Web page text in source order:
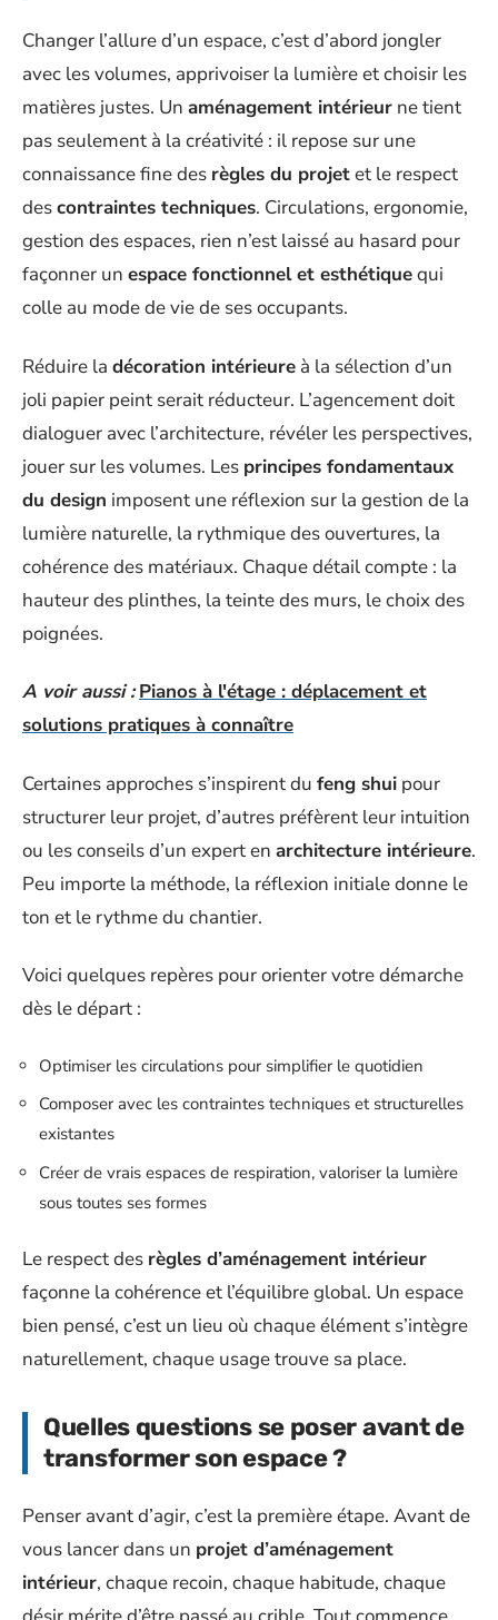
Changer l’allure d’un espace, c’est d’abord jongler
avec les volumes, apprivoiser la lumière et choisir les
matières justes. Un aménagement intérieur ne tient
pas seulement à la créativité : il repose sur une
connaissance fine des règles du projetet le respect
descontraintes techniques. Circulations, ergonomie,
gestion des espaces, rien n’est laissé au hasard pour
façonner un espace fonctionnel et esthétiquequi
colle au mode de vie de ses occupants.
Réduire la décoration intérieure à la sélection d’un
joli papier peint serait réducteur. L’agencement doit
dialoguer avec l’architecture, révéler les perspectives,
jouer sur les volumes. Les principes fondamentaux
du design imposent une réflexion sur la gestion de la
lumière naturelle, la rythmique des ouvertures, la
cohérence des matériaux. Chaque détail compte : la
hauteur des plinthes, la teinte des murs, le choix des
poignées.
A voir aussi : Pianos à l'étage : déplacement et
solutions pratiques à connaître
Certaines approches s’inspirent du feng shui pour
structurer leur projet, d’autres préfèrent leur intuition
ou les conseils d’un expert en architecture intérieure.
Peu importe la méthode, la réflexion initiale donne le
ton et le rythme du chantier.
Voici quelques repères pour orienter votre démarche
dès le départ :
Optimiser les circulations pour simplifier le quotidien
Composer avec les contraintes techniques et structurelles
existantes
Créer de vrais espaces de respiration, valoriser la lumière
sous toutes ses formes
Le respect des règles d’aménagement intérieur
façonne la cohérence et l’équilibre global. Un espace
bien pensé, c’est un lieu où chaque élément s’intègre
naturellement, chaque usage trouve sa place.
Quelles questions se poser avant de
transformer son espace ?
Penser avant d’agir, c’est la première étape. Avant de
vous lancer dans un projet d’aménagement
intérieur, chaque recoin, chaque habitude, chaque